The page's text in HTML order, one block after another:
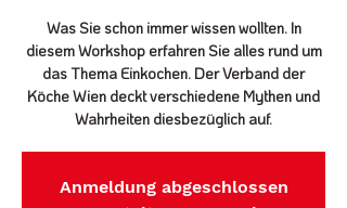
Was Sie schon immer wissen wollten. In
diesem Workshop erfahren Sie alles rund um
das Thema Einkochen. Der Verband der
Köche Wien deckt verschiedene Mythen und
Wahrheiten diesbezüglich auf.
Anmeldung abgeschlossen